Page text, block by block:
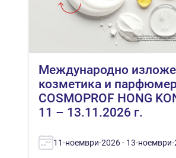
Mеждународно
козметика и
COSMOPROF HONG
11 – 13.11.2026 г.
11-ноември-2026 - 13-